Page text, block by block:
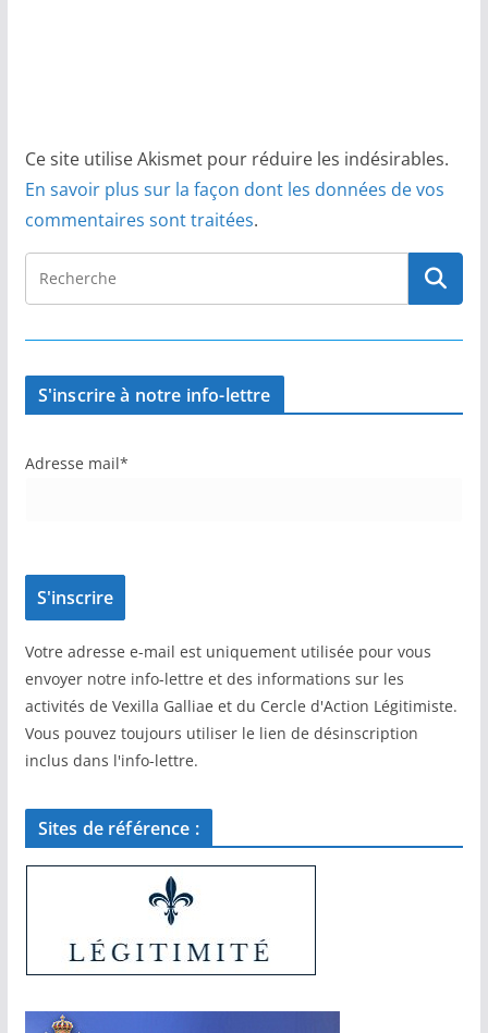
Ce site utilise Akismet pour réduire les indésirables.
En savoir plus sur la façon dont les données de vos
commentaires sont traitées.
S'inscrire à notre info-lettre
Adresse mail*
Votre adresse e-mail est uniquement utilisée pour vous
envoyer notre info-lettre et des informations sur les
activités de Vexilla Galliae et du Cercle d'Action Légitimiste.
Vous pouvez toujours utiliser le lien de désinscription
inclus dans l'info-lettre.
Sites de référence :